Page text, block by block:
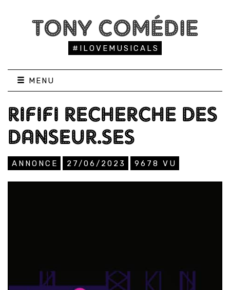
TONY COMÉDIE
#ILOVEMUSICALS
MENU
RIFIFI RECHERCHE DES
DANSEUR.SES
ANNONCE 27/06/2023 9678 VU